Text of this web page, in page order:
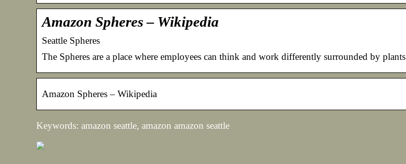
Amazon Spheres – Wikipedia
Seattle Spheres
The Spheres are a place where employees can think and work differently surrounded by plants
Amazon Spheres – Wikipedia
Keywords: amazon seattle, amazon amazon seattle